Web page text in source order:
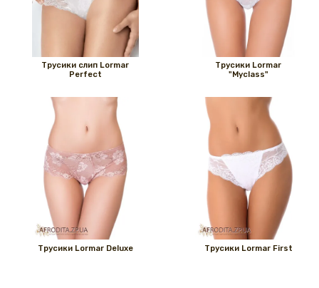
Трусики слип Lormar
Perfect
Трусики Lormar
"Myclass"
Трусики Lormar Deluxe Трусики Lormar First